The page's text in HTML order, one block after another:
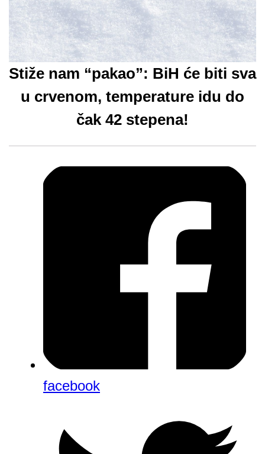
Stiže nam “pakao”: BiH će biti sva
u crvenom, temperature idu do
čak 42 stepena!
facebook